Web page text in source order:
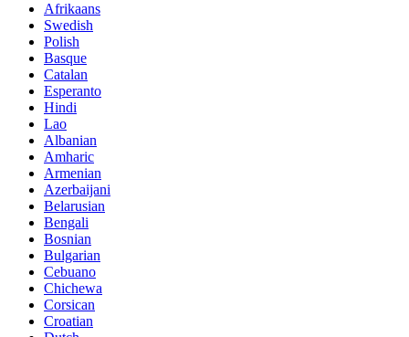
Afrikaans
Swedish
Polish
Basque
Catalan
Esperanto
Hindi
Lao
Albanian
Amharic
Armenian
Azerbaijani
Belarusian
Bengali
Bosnian
Bulgarian
Cebuano
Chichewa
Corsican
Croatian